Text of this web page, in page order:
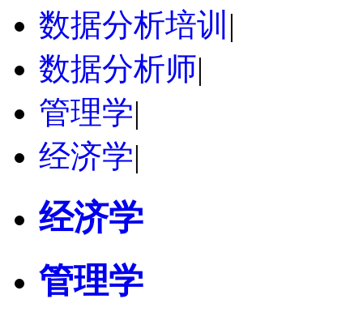
数据分析培训 |
数据分析师|
管理学|
经济学|
经济学
管理学